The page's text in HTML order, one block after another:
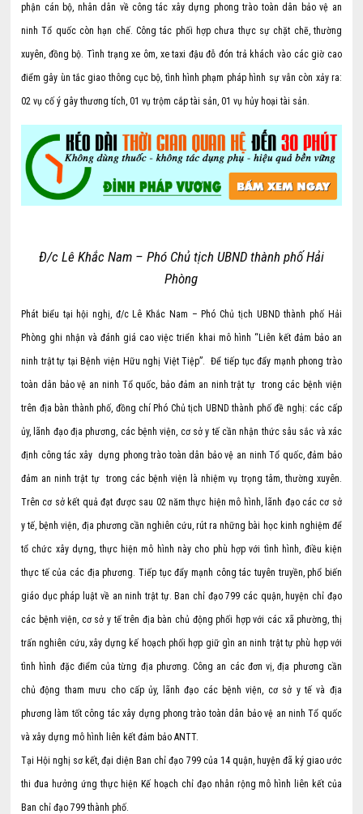
phận cán bộ, nhân dân về công tác xây dựng phong trào toàn dân bảo vệ an
ninh Tổ quốc còn hạn chế. Công tác phối hợp chưa thực sự chặt chẽ, thường
xuyên, đồng bộ. Tình trạng xe ôm, xe taxi đậu đỗ đón trả khách vào các giờ cao
điểm gây ùn tắc giao thông cục bộ, tình hình phạm pháp hình sự vẫn còn xảy ra:
02 vụ cố ý gây thương tích, 01 vụ trộm cắp tài sản, 01 vụ hủy hoại tài sản.
Đ/c Lê Khắc Nam – Phó Chủ tịch UBND thành phố Hải
Phòng
Phát biểu tại hội nghị, đ/c Lê Khắc Nam – Phó Chủ tịch UBND thành phố Hải
Phòng ghi nhận và đánh giá cao việc triển khai mô hình “Liên kết đảm bảo an
ninh trật tự tại Bệnh viện Hữu nghị Việt Tiệp”. Để tiếp tục đẩy mạnh phong trào
toàn dân bảo vệ an ninh Tổ quốc, bảo đảm an ninh trật tự trong các bệnh viện
trên địa bàn thành phố, đồng chí Phó Chủ tịch UBND thành phố đề nghị: các cấp
ủy, lãnh đạo địa phương, các bệnh viện, cơ sở y tế cần nhận thức sâu sắc và xác
định công tác xây dựng phong trào toàn dân bảo vệ an ninh Tổ quốc, đảm bảo
đảm an ninh trật tự trong các bệnh viện là nhiệm vụ trọng tâm, thường xuyên.
Trên cơ sở kết quả đạt được sau 02 năm thực hiện mô hình, lãnh đạo các cơ sở
y tế, bệnh viện, địa phương cần nghiên cứu, rút ra những bài học kinh nghiệm để
tổ chức xây dựng, thực hiện mô hình này cho phù hợp với tình hình, điều kiện
thực tế của các địa phương. Tiếp tục đẩy mạnh công tác tuyên truyền, phổ biến
giáo dục pháp luật về an ninh trật tự. Ban chỉ đạo 799 các quận, huyện chỉ đạo
các bệnh viện, cơ sở y tế trên địa bàn chủ động phối hợp với các xã phường, thị
trấn nghiên cứu, xây dựng kế hoạch phối hợp giữ gìn an ninh trật tự phù hợp với
tình hình đặc điểm của từng địa phương. Công an các đơn vị, địa phương cần
chủ động tham mưu cho cấp ủy, lãnh đạo các bệnh viện, cơ sở y tế và địa
phương làm tốt công tác xây dựng phong trào toàn dân bảo vệ an ninh Tổ quốc
và xây dựng mô hình liên kết đảm bảo ANTT.
Tại Hội nghị sơ kết, đại diện Ban chỉ đạo 799 của 14 quận, huyện đã ký giao ước
thi đua hưởng ứng thực hiện Kế hoạch chỉ đạo nhân rộng mô hình liên kết của
Ban chỉ đạo 799 thành phố.